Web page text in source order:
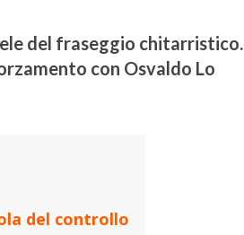
del fraseggio chitarristico.
con Osvaldo Lo
del controllo